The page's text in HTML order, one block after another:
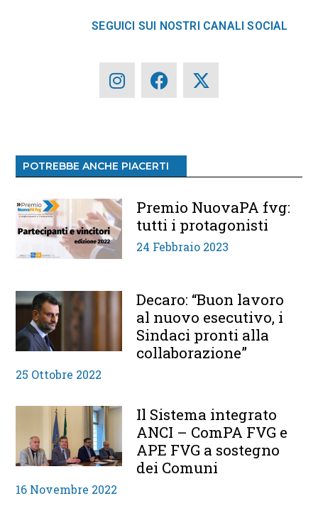
SEGUICI SUI NOSTRI CANALI SOCIAL
POTREBBE ANCHE PIACERTI
Premio NuovaPA fvg:
tutti i protagonisti
24 Febbraio 2023
Decaro: “Buon lavoro
al nuovo esecutivo, i
Sindaci pronti alla
collaborazione”
25 Ottobre 2022
Il Sistema integrato
ANCI – ComPA FVG e
APE FVG a sostegno
dei Comuni
16 Novembre 2022